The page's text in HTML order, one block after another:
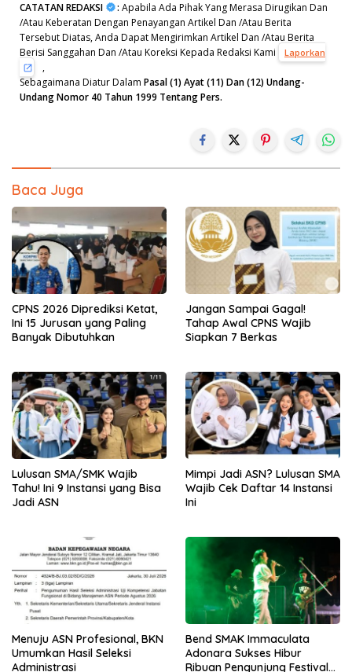
CATATAN REDAKSI : Apabila Ada Pihak Yang Merasa Dirugikan Dan
/Atau Keberatan Dengan Penayangan Artikel Dan /Atau Berita
Tersebut Diatas, Anda Dapat Mengirimkan Artikel Dan /Atau Berita
Berisi Sanggahan Dan /Atau Koreksi Kepada Redaksi Kami
Laporkan
,
Sebagaimana Diatur Dalam Pasal (1) Ayat (11) Dan (12) Undang-
Undang Nomor 40 Tahun 1999 Tentang Pers.
Baca Juga
CPNS 2026 Diprediksi Ketat,
Ini 15 Jurusan yang Paling
Banyak Dibutuhkan
Jangan Sampai Gagal!
Tahap Awal CPNS Wajib
Siapkan 7 Berkas
Lulusan SMA/SMK Wajib
Tahu! Ini 9 Instansi yang Bisa
Jadi ASN
Mimpi Jadi ASN? Lulusan SMA
Wajib Cek Daftar 14 Instansi
Ini
Menuju ASN Profesional, BKN
Umumkan Hasil Seleksi
Administrasi
Bend SMAK Immaculata
Adonara Sukses Hibur
Ribuan Pengunjung Festival